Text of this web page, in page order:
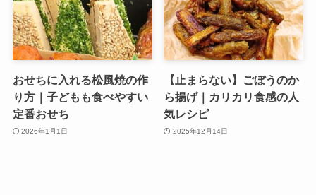
おせちに入れる松風焼の作
り方｜子どもも食べやすい
定番おせち
2026年1月1日
【止まらない】ごぼうのか
ら揚げ｜カリカリ食感の人
気レシピ
2025年12月14日